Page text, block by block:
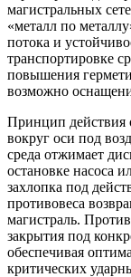
магистральных
«металл по
потока и
транспортировке
повышения
возможно
Принцип действия
вокруг оси под
среда отжимает
остановке насоса
захлопка под
противовеса
магистраль.
закрытия под
обеспечивая
критических